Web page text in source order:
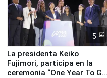
5
La presidenta Keiko
Fujimori, participa en la
ceremonia “One Year To Go